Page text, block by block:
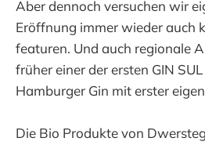
Aber dennoch versuchen wir
Eröffnung immer wieder auch
featuren. Und auch regionale
früher einer der ersten GIN
Hamburger Gin mit erster
Die Bio Produkte von